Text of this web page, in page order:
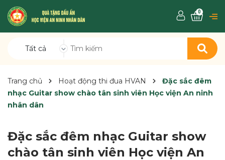
Tất cả
0
Trang chủ Hoạt động thi đua HVAN
Đặc sắc đêm
nhạc Guitar show chào tân sinh viên Học viện An ninh
nhân dân
Đặc sắc đêm nhạc Guitar show
chào tân sinh viên Học viện An